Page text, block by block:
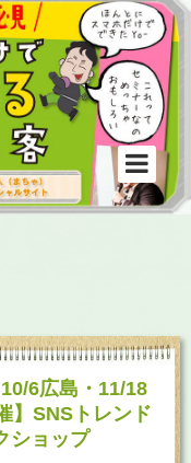
10/6広島・11/18
】SNSトレンド
ショップ